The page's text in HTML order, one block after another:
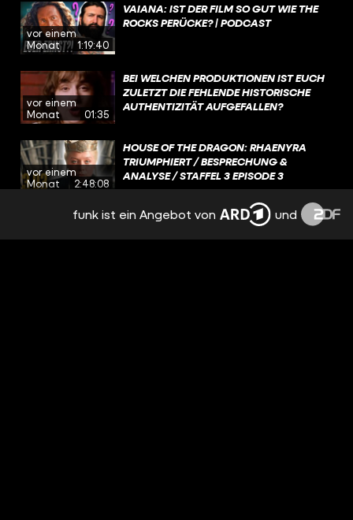
vor einem
Monat
1:19:40
VAIANA: IST DER FILM SO GUT WIE THE
ROCKS PERÜCKE? | PODCAST
vor einem
Monat
01:35
BEI WELCHEN PRODUKTIONEN IST EUCH
ZULETZT DIE FEHLENDE HISTORISCHE
AUTHENTIZITÄT AUFGEFALLEN?
vor einem
Monat
2:48:08
HOUSE OF THE DRAGON: RHAENYRA
TRIUMPHIERT / BESPRECHUNG &
ANALYSE / STAFFEL 3 EPISODE 3
vor einem
WAS WAR FÜR EUCH DER UNSINNIGSTE
FILM-MERCH ÜBERHAUPT?
funk ist ein Angebot von und